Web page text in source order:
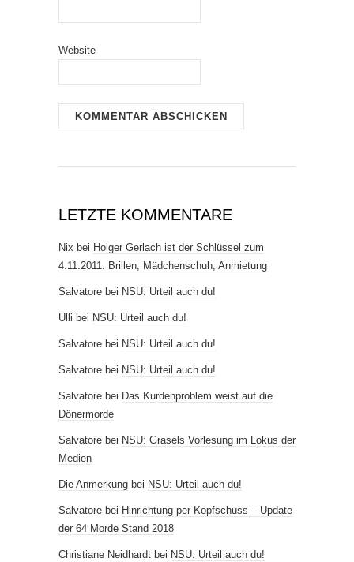
Website
LETZTE KOMMENTARE
Nix bei Holger Gerlach ist der Schlüssel zum
4.11.2011. Brillen, Mädchenschuh, Anmietung
Salvatore bei NSU: Urteil auch du!
Ulli bei NSU: Urteil auch du!
Salvatore bei NSU: Urteil auch du!
Salvatore bei NSU: Urteil auch du!
Salvatore bei Das Kurdenproblem weist auf die
Dönermorde
Salvatore bei NSU: Grasels Vorlesung im Lokus der
Medien
Die Anmerkung bei NSU: Urteil auch du!
Salvatore bei Hinrichtung per Kopfschuss – Update
der 64 Morde Stand 2018
Christiane Neidhardt bei NSU: Urteil auch du!